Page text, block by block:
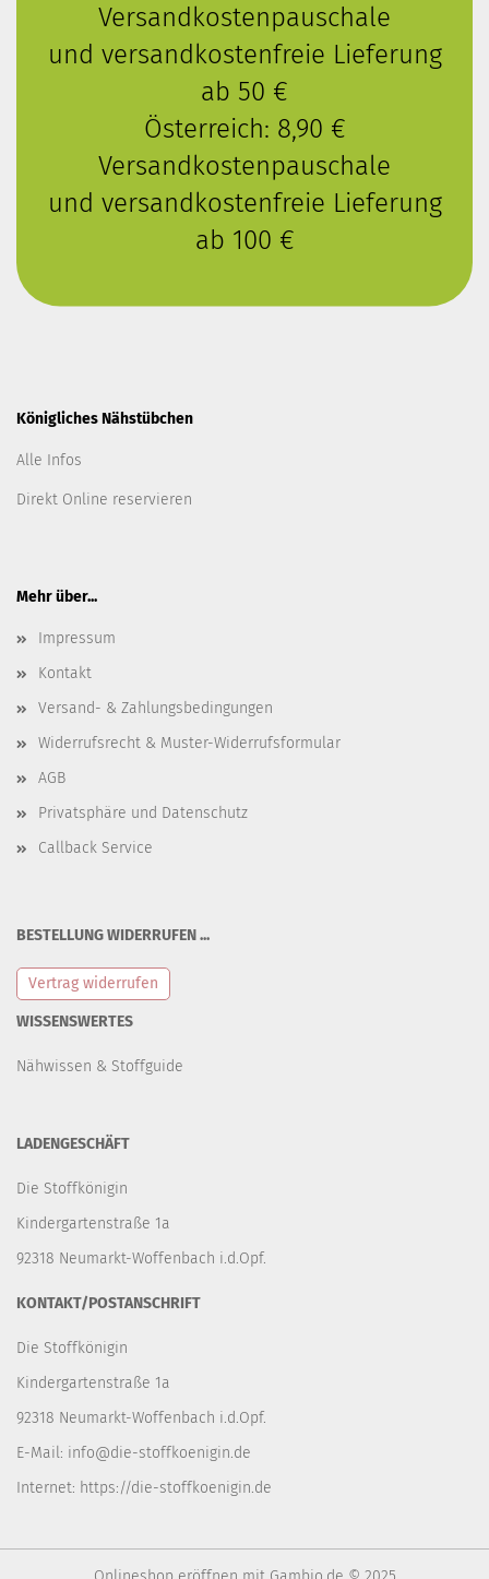
Versandkostenpauschale
und versandkostenfreie Lieferung
ab 50 €
Österreich: 8,90 €
Versandkostenpauschale
und versandkostenfreie Lieferung
ab 100 €
Königliches Nähstübchen
Alle Infos
Direkt Online reservieren
Mehr über...
Impressum
Kontakt
Versand- & Zahlungsbedingungen
Widerrufsrecht & Muster-Widerrufsformular
AGB
Privatsphäre und Datenschutz
Callback Service
BESTELLUNG WIDERRUFEN ...
Vertrag widerrufen
WISSENSWERTES
Nähwissen & Stoffguide
LADENGESCHÄFT
Die Stoffkönigin
Kindergartenstraße 1a
92318 Neumarkt-Woffenbach i.d.Opf.
KONTAKT/POSTANSCHRIFT
Die Stoffkönigin
Kindergartenstraße 1a
92318 Neumarkt-Woffenbach i.d.Opf.
E-Mail: info@die-stoffkoenigin.de
Internet: https://die-stoffkoenigin.de